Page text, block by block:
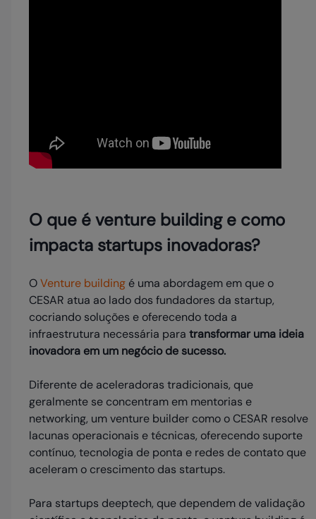
O que é venture building e como
impacta startups inovadoras?
OVenture building é uma abordagem em que o
CESAR atua ao lado dos fundadores da startup,
cocriando soluções e oferecendo toda a
infraestrutura necessária para transformar uma ideia
inovadora em um negócio de sucesso.
Diferente de aceleradoras tradicionais, que
geralmente se concentram em mentorias e
networking, um venture builder como o CESAR resolve
lacunas operacionais e técnicas, oferecendo suporte
contínuo, tecnologia de ponta e redes de contato que
aceleram o crescimento das startups.
Para startups deeptech, que dependem de validação